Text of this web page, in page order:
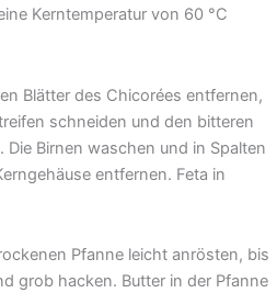
Kerntemperatur von 60 °C
Blätter des Chicorées entfernen,
schneiden und den bitteren
Die Birnen waschen und in Spalten
entfernen. Feta in
Pfanne leicht anrösten, bis
grob hacken. Butter in der Pfanne